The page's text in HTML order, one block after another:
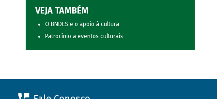
VEJA TAMBÉM
O BNDES e o apoio à cultura
Patrocínio a eventos culturais